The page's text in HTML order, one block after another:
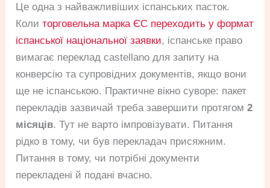
Це одна з найважливіших іспанських пасток.
Колиторговельна марка ЄС переходить у формат
іспанської національної заявки, іспанське право
вимагає переклад castellano для запиту на
конверсію та супровідних документів, якщо вони
ще не іспанською. Практичне вікно суворе: пакет
перекладів зазвичай треба завершити протягом2
місяців. Тут не варто імпровізувати. Питання
рідко в тому, чи був перекладач присяжним.
Питання в тому, чи потрібні документи
перекладені й подані вчасно.